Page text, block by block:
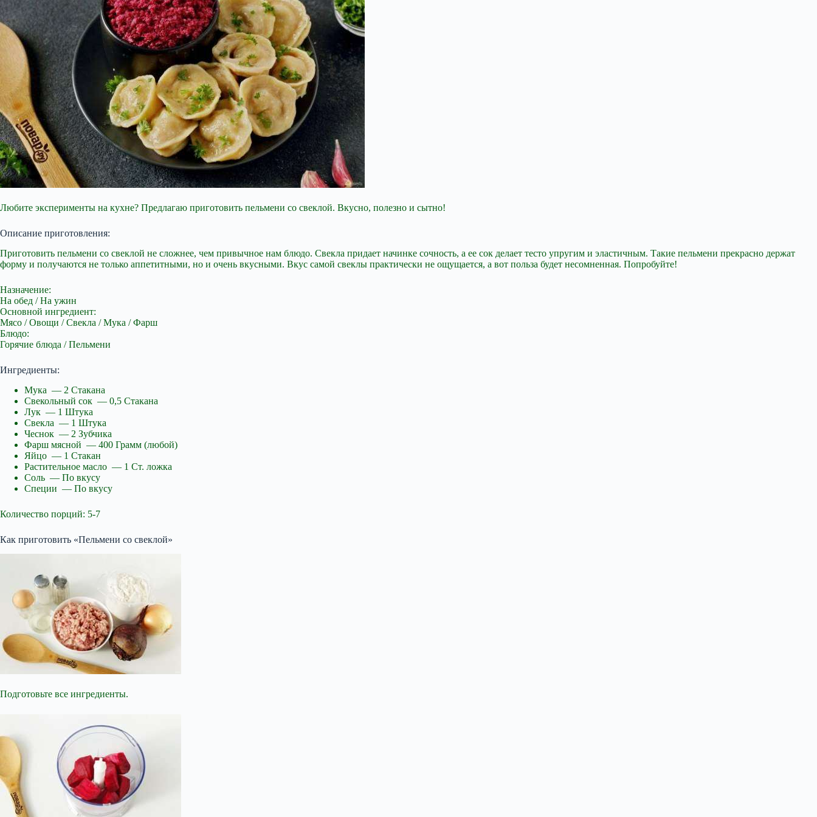
Любите эксперименты на кухне? Предлагаю приготовить пельмени со свеклой. Вкусно, полезно и сытно!
Описание приготовления:
Приготовить пельмени со свеклой не сложнее, чем привычное нам блюдо. Свекла придает начинке сочность, а ее сок делает тесто упругим и эластичным. Такие пельмени прекрасно держат
форму и получаются не только аппетитными, но и очень вкусными. Вкус самой свеклы практически не ощущается, а вот польза будет несомненная. Попробуйте!
Назначение:
На обед / На ужин
Основной ингредиент:
Мясо / Овощи / Свекла / Мука / Фарш
Блюдо:
Горячие блюда / Пельмени
Ингредиенты:
Мука — 2 Стакана
Свекольный сок — 0,5 Стакана
Лук — 1 Штука
Свекла — 1 Штука
Чеснок — 2 Зубчика
Фарш мясной — 400 Грамм (любой)
Яйцо — 1 Стакан
Растительное масло — 1 Ст. ложка
Соль — По вкусу
Специи — По вкусу
Количество порций: 5-7
Как приготовить «Пельмени со свеклой»
Подготовьте все ингредиенты.